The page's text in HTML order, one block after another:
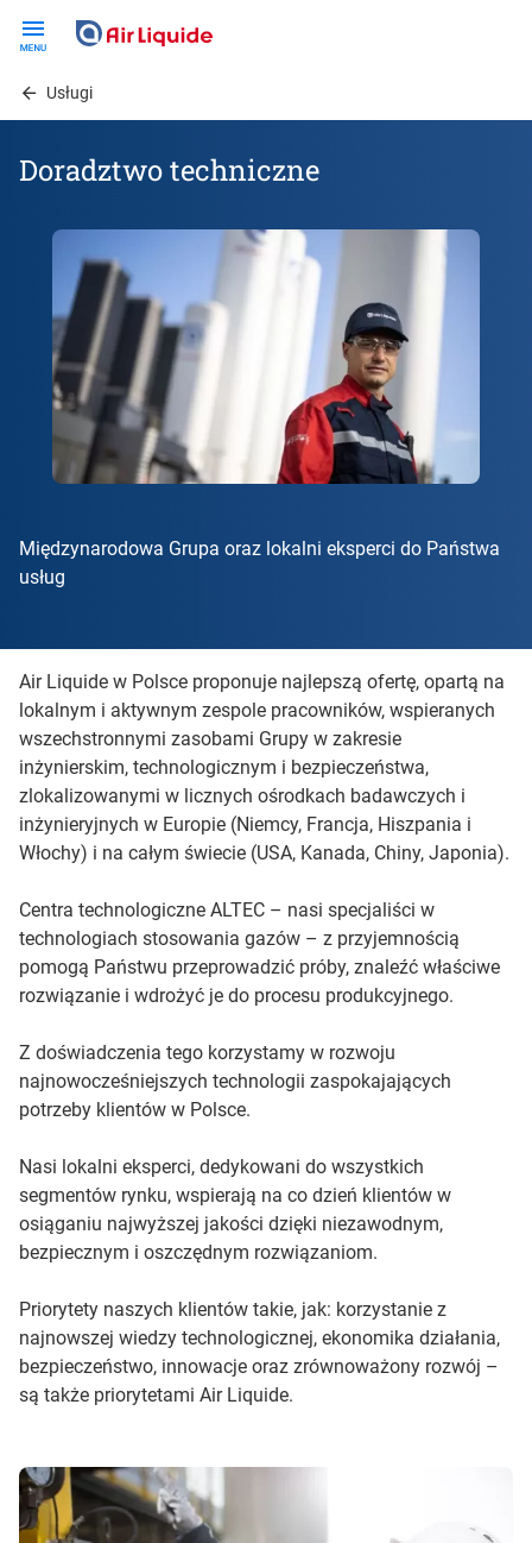
contentUsługi
Doradztwo techniczne
Międzynarodowa Grupa oraz lokalni eksperci do Państwa
usług
Air Liquide w Polsce proponuje najlepszą ofertę, opartą na
lokalnym i aktywnym zespole pracowników, wspieranych
wszechstronnymi zasobami Grupy w zakresie
inżynierskim, technologicznym i bezpieczeństwa,
zlokalizowanymi w licznych ośrodkach badawczych i
inżynieryjnych w Europie (Niemcy, Francja, Hiszpania i
Włochy) i na całym świecie (USA, Kanada, Chiny, Japonia).
Centra technologiczne ALTEC – nasi specjaliści w
technologiach stosowania gazów – z przyjemnością
pomogą Państwu przeprowadzić próby, znaleźć właściwe
rozwiązanie i wdrożyć je do procesu produkcyjnego.
Z doświadczenia tego korzystamy w rozwoju
najnowocześniejszych technologii zaspokajających
potrzeby klientów w Polsce.
Nasi lokalni eksperci, dedykowani do wszystkich
segmentów rynku, wspierają na co dzień klientów w
osiąganiu najwyższej jakości dzięki niezawodnym,
bezpiecznym i oszczędnym rozwiązaniom.
Priorytety naszych klientów takie, jak: korzystanie z
najnowszej wiedzy technologicznej, ekonomika działania,
bezpieczeństwo, innowacje oraz zrównoważony rozwój –
są także priorytetami Air Liquide.